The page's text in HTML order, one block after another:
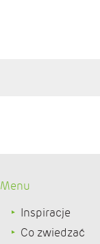
Menu
Inspiracje
Co zwiedzać